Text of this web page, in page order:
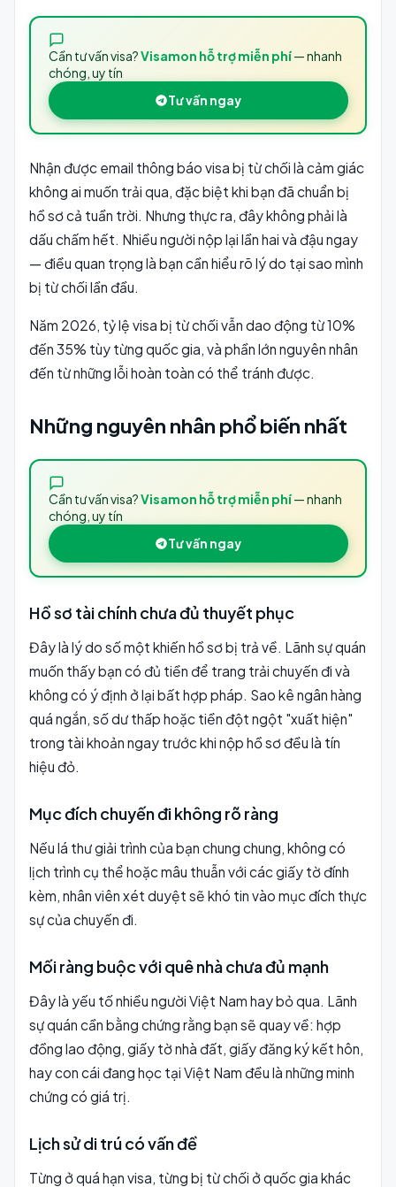
Cần tư vấn visa?Visamon hỗ trợ miễn phí— nhanh
chóng, uy tín
Tư vấn ngay
Nhận được email thông báo visa bị từ chối là cảm giác
không ai muốn trải qua, đặc biệt khi bạn đã chuẩn bị
hồ sơ cả tuần trời. Nhưng thực ra, đây không phải là
dấu chấm hết. Nhiều người nộp lại lần hai và đậu ngay
— điều quan trọng là bạn cần hiểu rõ lý do tại sao mình
bị từ chối lần đầu.
Năm 2026, tỷ lệ visa bị từ chối vẫn dao động từ 10%
đến 35% tùy từng quốc gia, và phần lớn nguyên nhân
đến từ những lỗi hoàn toàn có thể tránh được.
Những nguyên nhân phổ biến nhất
Cần tư vấn visa?Visamon hỗ trợ miễn phí— nhanh
chóng, uy tín
Tư vấn ngay
Hồ sơ tài chính chưa đủ thuyết phục
Đây là lý do số một khiến hồ sơ bị trả về. Lãnh sự quán
muốn thấy bạn có đủ tiền để trang trải chuyến đi và
không có ý định ở lại bất hợp pháp. Sao kê ngân hàng
quá ngắn, số dư thấp hoặc tiền đột ngột "xuất hiện"
trong tài khoản ngay trước khi nộp hồ sơ đều là tín
hiệu đỏ.
Mục đích chuyến đi không rõ ràng
Nếu lá thư giải trình của bạn chung chung, không có
lịch trình cụ thể hoặc mâu thuẫn với các giấy tờ đính
kèm, nhân viên xét duyệt sẽ khó tin vào mục đích thực
sự của chuyến đi.
Mối ràng buộc với quê nhà chưa đủ mạnh
Đây là yếu tố nhiều người Việt Nam hay bỏ qua. Lãnh
sự quán cần bằng chứng rằng bạn sẽ quay về: hợp
đồng lao động, giấy tờ nhà đất, giấy đăng ký kết hôn,
hay con cái đang học tại Việt Nam đều là những minh
chứng có giá trị.
Lịch sử di trú có vấn đề
Từng ở quá hạn visa, từng bị từ chối ở quốc gia khác